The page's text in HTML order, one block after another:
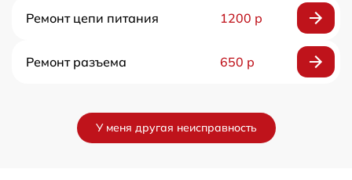
Ремонт цепи питания 1200 р
Ремонт разъема 650 р
У меня другая неисправность